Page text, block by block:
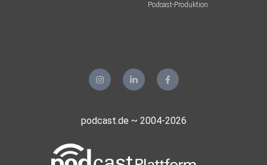
Podcast-Produktion
podcast.de ~ 2004-2026